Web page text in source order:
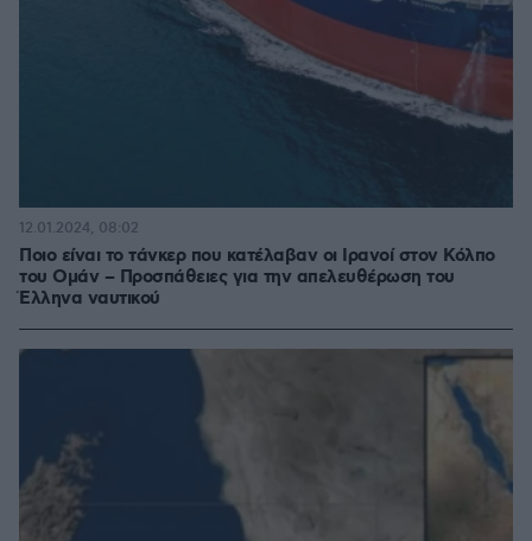
Ποιο είναι το τάνκερ που κατέλαβαν οι Ιρανοί στον Κόλπο
του Ομάν – Προσπάθειες για την απελευθέρωση του
Έλληνα ναυτικού
12.01.2024, 08:02